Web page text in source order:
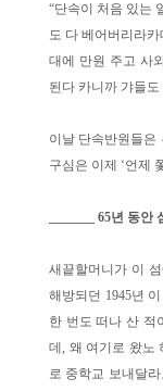
“단속이 처음 있는
도 다 베어버리라
대에 만원 주고 사
된다 카니까 갸들도
이날 단속반원들은
구심은 이제 ‘언제
_______ 65년 동
새끝할머니가 이
해방되던 1945년
한 번도 떠나 산 적
데, 왜 여기로 왔노
로 중학교 보내달